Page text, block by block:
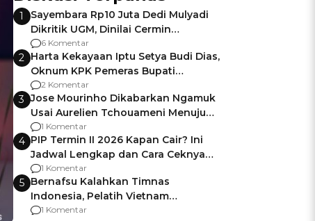
1
Sayembara Rp10 Juta Dedi Mulyadi
Dikritik UGM, Dinilai Cermin
Gagalnya Negara Jamin Keamanan
6 Komentar
2 Harta Kekayaan Iptu Setya Budi Dias,
Oknum KPK Pemeras Bupati
Pemalang
2 Komentar
3 Jose Mourinho Dikabarkan Ngamuk
Usai Aurelien Tchouameni Menuju
Manchester United
1 Komentar
4 PIP Termin II 2026 Kapan Cair? Ini
Jadwal Lengkap dan Cara Ceknya
agar Dana Tidak Hangus!
1 Komentar
5 Bernafsu Kalahkan Timnas
Indonesia, Pelatih Vietnam
Berencana Pakai Jimat di Pakansari
1 Komentar